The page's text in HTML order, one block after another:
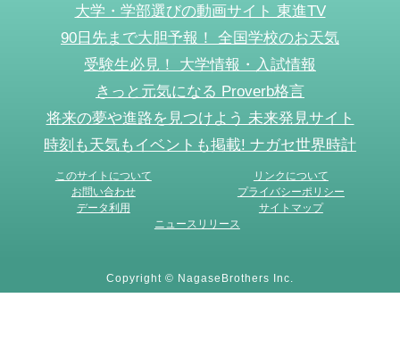
大学・学部選びの動画サイト 東進TV
90日先まで大胆予報！ 全国学校のお天気
受験生必見！ 大学情報・入試情報
きっと元気になる Proverb格言
将来の夢や進路を見つけよう 未来発見サイト
時刻も天気もイベントも掲載! ナガセ世界時計
このサイトについて
リンクについて
お問い合わせ
プライバシーポリシー
データ利用
サイトマップ
ニュースリリース
Copyright © NagaseBrothers Inc.